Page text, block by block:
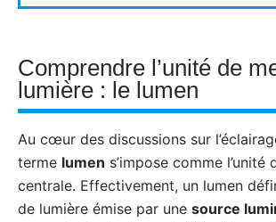
Comprendre l’unité de
lumière : le lumen
Au cœur des discussions sur
terme lumen s’impose comme l’unité
centrale. Effectivement, un lumen
de lumière émise par une source